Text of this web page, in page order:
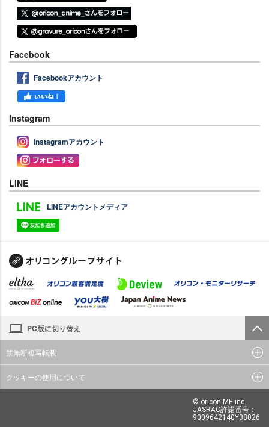
Facebook
Facebookアカウント
Instagram
Instagramアカウント
LINE
LINEアカウントメディア
PC版に切り替え
禁無断複写転載
クッキーの使用について
© oricon ME inc.
JASRAC許諾番号：
9009642140Y38026